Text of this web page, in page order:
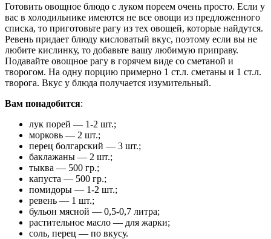
Готовить овощное блюдо с луком пореем очень просто. Если у
вас в холодильнике имеются не все овощи из предложенного
списка, то приготовьте рагу из тех овощей, которые найдутся.
Ревень придает блюду кисловатый вкус, поэтому если вы не
любите кислинку, то добавьте вашу любимую приправу.
Подавайте овощное рагу в горячем виде со сметаной и
творогом. На одну порцию примерно 1 ст.л. сметаны и 1 ст.л.
творога. Вкус у блюда получается изумительный.
Вам понадобится:
лук порей — 1-2 шт.;
морковь — 2 шт.;
перец болгарский — 3 шт.;
баклажаны — 2 шт.;
тыква — 500 гр.;
капуста — 500 гр.;
помидоры — 1-2 шт.;
ревень — 1 шт.;
бульон мясной — 0,5-0,7 литра;
растительное масло — для жарки;
соль, перец — по вкусу.